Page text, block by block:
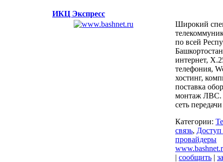
ИКЦ Экспресс
Широкий
по всей
интернет,
телефония,
хостинг,
поставка
монтаж ЛВС.
сеть
Категории:
связь, Доступ
провайдеры
| сообщить |